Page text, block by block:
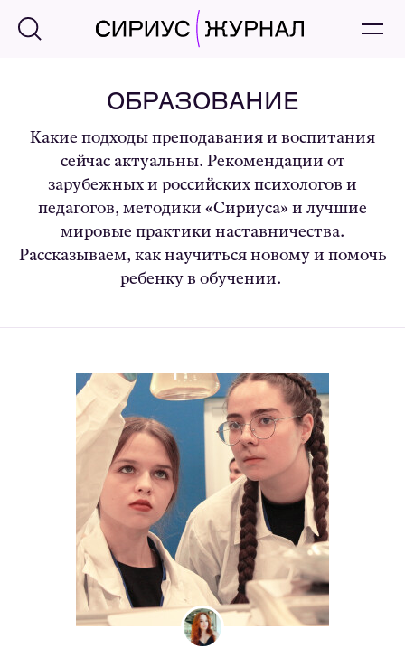
ОБРАЗОВАНИЕ
Какие подходы преподавания и воспитания
сейчас актуальны. Рекомендации от
зарубежных и российских психологов и
педагогов, методики «Сириуса» и лучшие
мировые практики наставничества.
Рассказываем, как научиться новому и помочь
ребенку в обучении.